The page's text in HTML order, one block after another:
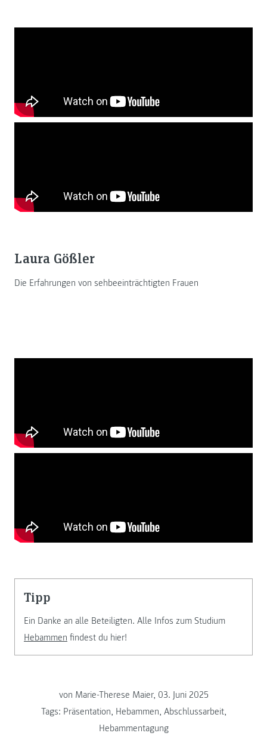
Laura Gößler
Die Erfahrungen von sehbeeinträchtigten Frauen
Tipp
Ein Danke an alle Beteiligten. Alle Infos zum Studium
Hebammen findest du hier!
von Marie-Therese Maier, 03. Juni 2025
Tags: Präsentation, Hebammen, Abschlussarbeit,
Hebammentagung